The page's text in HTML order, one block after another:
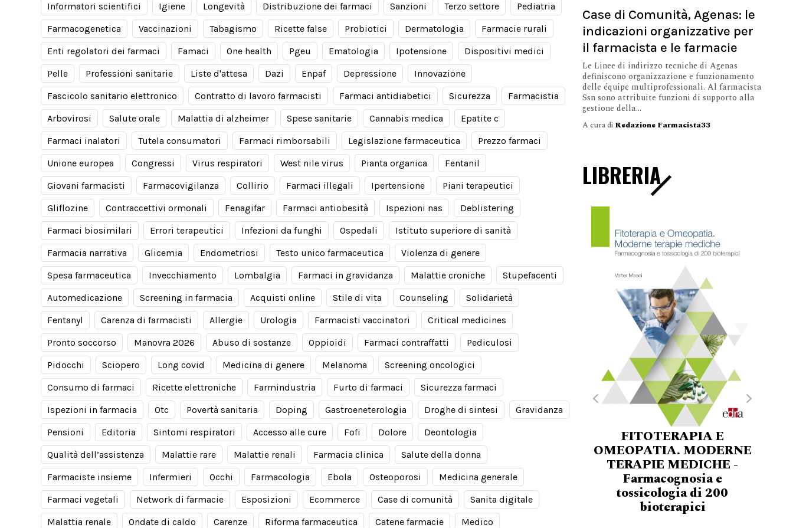
Informatori scientifici
Igiene Longevità Distribuzione dei farmaci Sanzioni Terzo settore
Pediatria
Farmacogenetica
Vaccinazioni Tabagismo Ricette false Probiotici Dermatologia
Farmacie rurali
Enti regolatori dei farmaci
Famaci One health Pgeu Ematologia Ipotensione
Dispositivi medici
Pelle
Professioni sanitarie Liste d'attesa Dazi Enpaf Depressione
Innovazione
Fascicolo sanitario elettronico
Contratto di lavoro farmacisti Farmaci antidiabetici Sicurezza
Farmacistia
Arbovirosi
Salute orale Malattia di alzheimer Spese sanitarie Cannabis medica
Epatite c
Farmaci inalatori
Tutela consumatori Farmaci rimborsabili Legislazione farmaceutica
Prezzo farmaci
Unione europea
Congressi Virus respiratori West nile virus Pianta organica
Fentanil
Giovani farmacisti
Farmacovigilanza Collirio Farmaci illegali Ipertensione
Piani terapeutici
Gliflozine
Contraccettivi ormonali Fenagifar Farmaci antiobesità Ispezioni nas
Deblistering
Farmaci biosimilari
Errori terapeutici Infezioni da funghi Ospedali
Istituto superiore di sanità
Farmacia narrativa
Glicemia Endometriosi Testo unico farmaceutica
Violenza di genere
Spesa farmaceutica
Invecchiamento Lombalgia Farmaci in gravidanza Malattie croniche
Stupefacenti
Automedicazione
Screening in farmacia Acquisti online Stile di vita Counseling
Solidarietà
Fentanyl
Carenza di farmacisti Allergie Urologia Farmacisti vaccinatori
Critical medicines
Pronto soccorso
Manovra 2026 Abuso di sostanze Oppioidi Farmaci contraffatti
Pediculosi
Pidocchi
Sciopero Long covid Medicina di genere Melanoma
Screening oncologici
Consumo di farmaci
Ricette elettroniche Farmindustria Furto di farmaci
Sicurezza farmaci
Ispezioni in farmacia
Otc Povertà sanitaria Doping Gastroeneterologia Droghe di sintesi
Gravidanza
Pensioni
Editoria Sintomi respiratori Accesso alle cure Fofi Dolore
Deontologia
Qualità dell’assistenza
Malattie rare Malattie renali Farmacia clinica
Salute della donna
Farmaciste insieme
Infermieri Occhi Farmacologia Ebola Osteoporosi
Medicina generale
Farmaci vegetali
Network di farmacie Esposizioni Ecommerce Case di comunità
Sanita digitale
Malattia renale
Ondate di caldo Carenze Riforma farmaceutica Catene farmacie
Medico
Case di Comunità, Agenas: le
indicazioni organizzative per
il farmacista e le farmacie
Le Linee di indirizzo tecniche di Agenas
definiscono organizzazione e funzionamento
delle équipe multiprofessionali. Al farmacista
Ssn sono attribuite funzioni di supporto alla
gestione della...
A cura di Redazione Farmacista33
LIBRERIA
FITOTERAPIA E
OMEOPATIA. MODERNE
TERAPIE MEDICHE -
Farmacognosia e
tossicologia di 200
bioterapici